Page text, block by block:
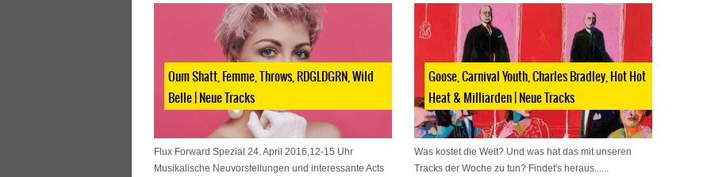
Oum Shatt, Femme, Throws, RDGLDGRN, Wild
Belle | Neue Tracks
Flux Forward Spezial 24. April 2016,12-15 Uhr
Musikalische Neuvorstellungen und interessante Acts
Goose, Carnival Youth, Charles Bradley, Hot Hot
Heat & Milliarden | Neue Tracks
Was kostet die Welt? Und was hat das mit unseren
Tracks der Woche zu tun? Findet's heraus......